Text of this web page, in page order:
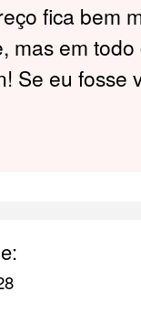
fica bem
mas em
Se eu fosse